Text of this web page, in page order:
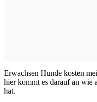
Erwachsen Hunde kosten
hier kommt es darauf an wie
hat.